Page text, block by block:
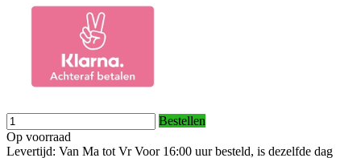
Bestellen
Op voorraad
Levertijd: Van Ma tot Vr Voor 16:00 uur besteld, is dezelfde dag